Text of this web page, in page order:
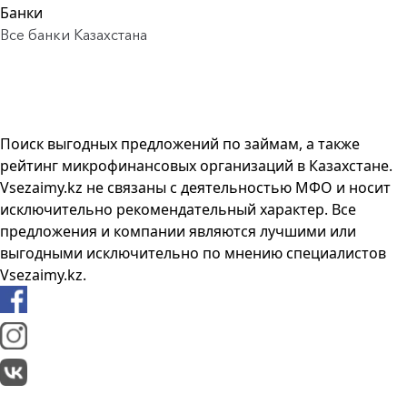
Банки
Все банки Казахстана
Поиск выгодных предложений по займам, а также
рейтинг микрофинансовых организаций в Казахстане.
Vsezaimy.kz не связаны с деятельностью МФО и носит
исключительно рекомендательный характер. Все
предложения и компании являются лучшими или
выгодными исключительно по мнению специалистов
Vsezaimy.kz.